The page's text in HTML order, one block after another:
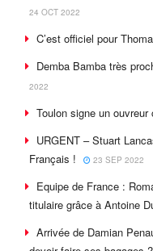
24 OCT 2022
C’est officiel pour
Demba Bamba très
2022
Toulon signe un
URGENT – Stuart
Français !
23 SEP 2022
Equipe de France :
titulaire grâce à Antoine
Arrivée de Damian